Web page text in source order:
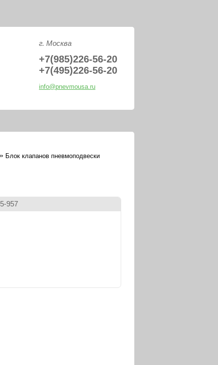
г. Москва
+7(985)226-56-20
+7(495)226-56-20
info@pnevmousa.ru
» Блок клапанов пневмоподвески
957